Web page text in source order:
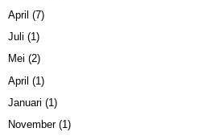
April (7)
Juli (1)
Mei (2)
April (1)
Januari (1)
November(1)